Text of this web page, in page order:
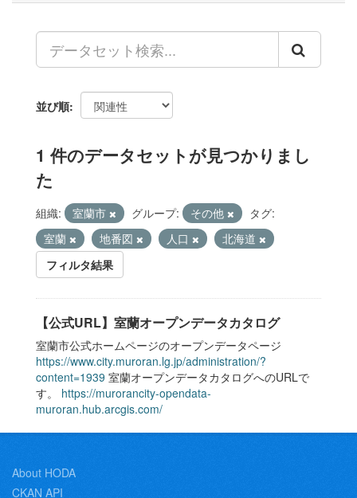
並び順
1 件のデータセットが見つかりまし
た
組織: 室蘭市 グループ: その他
タグ:
室蘭
地番図 人口
北海道
フィルタ結果
【公式URL】室蘭オープンデータカタログ
室蘭市公式ホームページのオープンデータページ
https://www.city.muroran.lg.jp/administration/?
content=1939 室蘭オープンデータカタログへのURLで
す。 https://murorancity-opendata-
muroran.hub.arcgis.com/
About HODA
CKAN API